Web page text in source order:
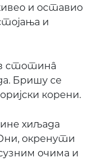
и оставио
и
стотинâ
Бришу се
корени.
хиљада
окренути
сузним очима и